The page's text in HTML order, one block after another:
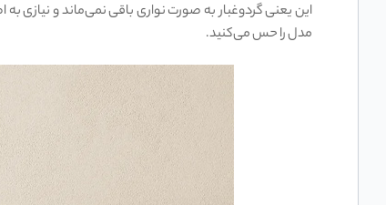
این یعنی گردوغبار به صورت نواری باقی نمی‌ماند و نیازی
مدل را حس می‌کنید.